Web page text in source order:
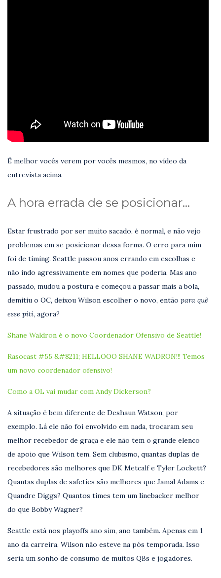
É melhor vocês verem por vocês mesmos, no vídeo da
entrevista acima.
A hora errada de se posicionar…
Estar frustrado por ser muito sacado, é normal, e não vejo
problemas em se posicionar dessa forma. O erro para mim
foi de timing. Seattle passou anos errando em escolhas e
não indo agressivamente em nomes que poderia. Mas ano
passado, mudou a postura e começou a passar mais a bola,
demitiu o OC, deixou Wilson escolher o novo, então para quê
esse piti, agora?
Shane Waldron é o novo Coordenador Ofensivo de Seattle!
Rasocast #55 &#8211; HELLOOO SHANE WADRON!!! Temos
um novo coordenador ofensivo!
Como a OL vai mudar com Andy Dickerson?
A situação é bem diferente de Deshaun Watson, por
exemplo. Lá ele não foi envolvido em nada, trocaram seu
melhor recebedor de graça e ele não tem o grande elenco
de apoio que Wilson tem. Sem clubismo, quantas duplas de
recebedores são melhores que DK Metcalf e Tyler Lockett?
Quantas duplas de safeties são melhores que Jamal Adams e
Quandre Diggs? Quantos times tem um linebacker melhor
do que Bobby Wagner?
Seattle está nos playoffs ano sim, ano também. Apenas em 1
ano da carreira, Wilson não esteve na pós temporada. Isso
seria um sonho de consumo de muitos QBs e jogadores.